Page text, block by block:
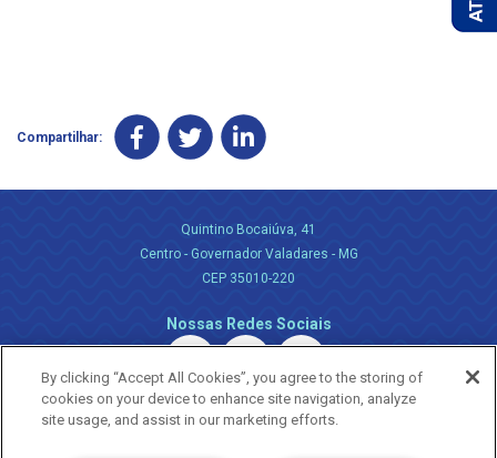
Compartilhar:
Quintino Bocaiúva, 41
Centro - Governador Valadares - MG
CEP 35010-220
Nossas Redes Sociais
By clicking “Accept All Cookies”, you agree to the storing of
cookies on your device to enhance site navigation, analyze
site usage, and assist in our marketing efforts.